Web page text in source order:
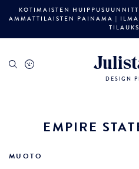
KOTIMAISTEN
AMMATTILAISTEN PAINAMA |
DESIGN
EMPIRE
MUOTO